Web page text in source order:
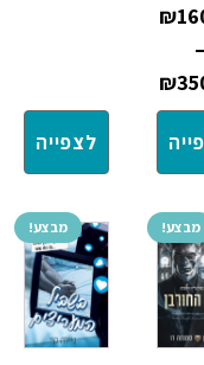
₪
–
₪
לצפייה
מבצע! מבצע!